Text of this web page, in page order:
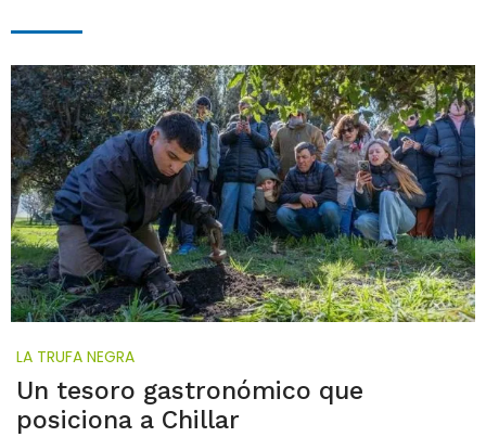
LA TRUFA NEGRA
Un tesoro gastronómico que
posiciona a Chillar